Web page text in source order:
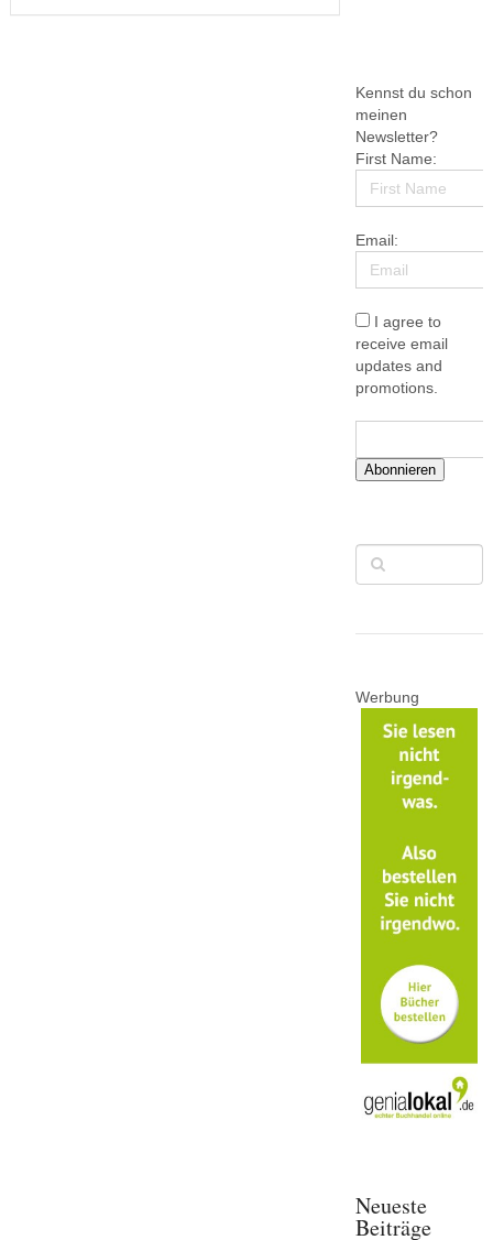
stattfindet — die unmittelbare
Kennst du schon
meinen
Newsletter?
First Name:
Email:
I agree to
receive email
updates and
promotions.
Abonnieren
Werbung
Neueste
Beiträge